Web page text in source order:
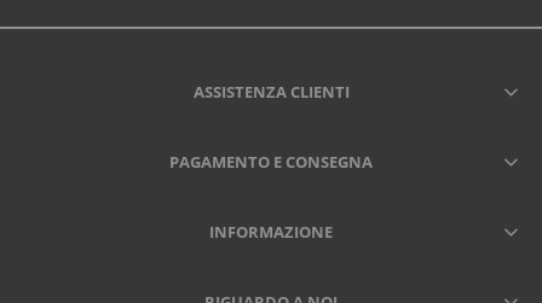
ASSISTENZA CLIENTI
PAGAMENTO E CONSEGNA
INFORMAZIONE